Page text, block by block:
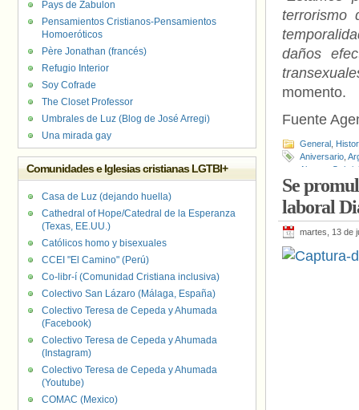
terrorismo
daños
momento.
Fuente
General
Aniversario
Alcorta
Argentina,
Se
laboral
martes, 13 de
Pays de Zabulon
Pensamientos Cristianos-Pensamientos
Homoeróticos
Père Jonathan (francés)
Refugio Interior
Soy Cofrade
The Closet Professor
Umbrales de Luz (Blog de José Arregi)
Una mirada gay
Comunidades e Iglesias cristianas LGTBI+
Casa de Luz (dejando huella)
Cathedral of Hope/Catedral de la Esperanza
(Texas, EE.UU.)
Católicos homo y bisexuales
CCEI "El Camino" (Perú)
Co-libr-í (Comunidad Cristiana inclusiva)
Colectivo San Lázaro (Málaga, España)
Colectivo Teresa de Cepeda y Ahumada
(Facebook)
Colectivo Teresa de Cepeda y Ahumada
(Instagram)
Colectivo Teresa de Cepeda y Ahumada
(Youtube)
COMAC (Mexico)